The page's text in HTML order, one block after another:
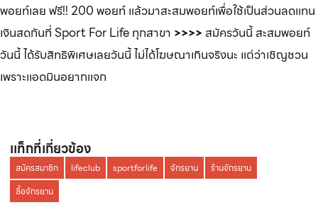
พอยท์เลย ฟรี!! 200 พอยท์ แล้วมาสะสมพอยท์เพื่อใช้เป็นส่วนลดแทน
เงินสดกันที่ Sport For Life ทุกสาขา >>>> สมัครวันนี้ สะสมพอยท์
วันนี้ ได้รับสิทธิพิเศษเลยวันนี้ ไม่ได้โฆษณาเกินจริงนะ แต่ว่าเชิญชวน
เพราะแอดมินอยากแจก
เเท็กที่เกี่ยวข้อง
สมัครสมาชิก lifeclub sportforlife จักรยาน
ร้านจักรยาน
ซื้อจักรยาน